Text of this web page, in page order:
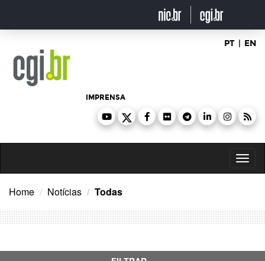
o
PT | EN
IMPRENSA
Home Notícias Todas